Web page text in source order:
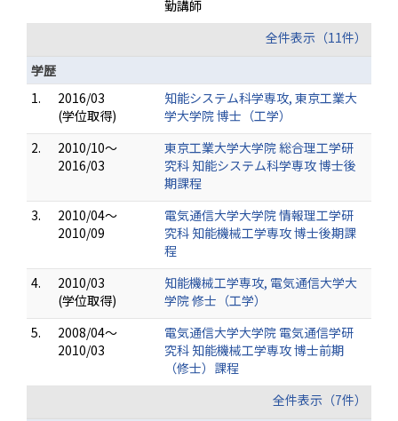
勤講師
全件表示（11件）
学歴
1.
2016/03
(学位取得)
知能システム科学専攻, 東京工業大
学大学院 博士（工学）
2.
2010/10～
2016/03
東京工業大学大学院 総合理工学研
究科 知能システム科学専攻 博士後
期課程
3.
2010/04～
2010/09
電気通信大学大学院 情報理工学研
究科 知能機械工学専攻 博士後期課
程
4.
2010/03
(学位取得)
知能機械工学専攻, 電気通信大学大
学院 修士（工学）
5.
2008/04～
2010/03
電気通信大学大学院 電気通信学研
究科 知能機械工学専攻 博士前期
（修士）課程
全件表示（7件）